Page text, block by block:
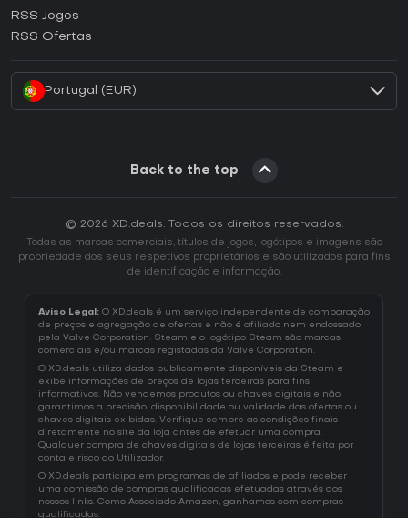
RSS Jogos
RSS Ofertas
Portugal (EUR)
Back to the top
© 2026 XD.deals. Todos os direitos reservados.
Todas as marcas comerciais, títulos de jogos, logótipos e imagens são
propriedade dos seus respetivos proprietários e são utilizados para fins
de identificação e informação.
Aviso Legal: O XD.deals é um serviço independente de comparação
de preços e agregação de ofertas e não é afiliado nem endossado
pela Valve Corporation. Steam e o logótipo Steam são marcas
comerciais e/ou marcas registadas da Valve Corporation.
O XD.deals utiliza dados publicamente disponíveis da Steam e
exibe informações de preços de lojas terceiras para fins
informativos. Não vendemos produtos ou chaves digitais e não
garantimos a precisão, disponibilidade ou validade das ofertas ou
chaves digitais exibidas. Verifique sempre as condições finais
diretamente no site da loja antes de efetuar uma compra.
Qualquer compra de chaves digitais de lojas terceiras é feita por
conta e risco do Utilizador.
O XD.deals participa em programas de afiliados e pode receber
uma comissão de compras qualificadas efetuadas através dos
nossos links. Como Associado Amazon, ganhamos com compras
qualificadas.